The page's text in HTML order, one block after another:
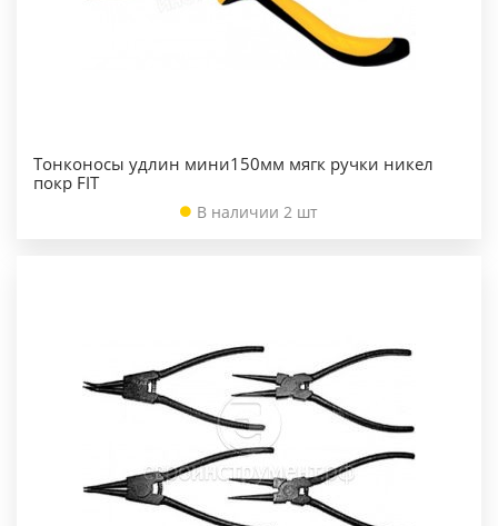
Тонконосы удлин мини150мм мягк ручки никел
покр FIT
В наличии 2 шт